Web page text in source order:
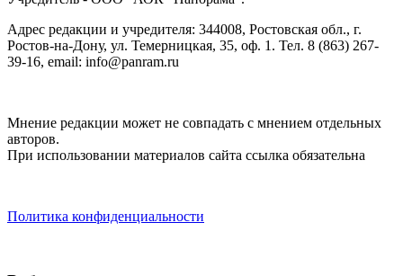
Адрес редакции и учредителя: 344008, Ростовская обл., г.
Ростов-на-Дону, ул. Темерницкая, 35, оф. 1. Тел. 8 (863) 267-
39-16, email: info@panram.ru
Мнение редакции может не совпадать с мнением отдельных
авторов.
При использовании материалов сайта ссылка обязательна
Политика конфиденциальности